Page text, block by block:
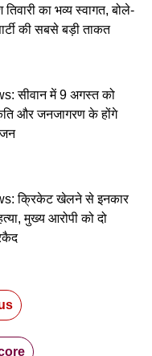
तिवारी का भव्य स्वागत, बोले-
की सबसे बड़ी ताकत
सीवान में 9 अगस्त को
और जनजागरण के होंगे
क्रिकेट खेलने से इनकार
मुख्य आरोपी को दो